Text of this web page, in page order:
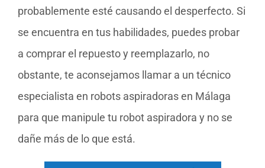
probablemente esté causando el desperfecto. Si
se encuentra en tus habilidades, puedes probar
a comprar el repuesto y reemplazarlo, no
obstante, te aconsejamos llamar a un técnico
especialista en robots aspiradoras en Málaga
para que manipule tu robot aspiradora y no se
dañe más de lo que está.